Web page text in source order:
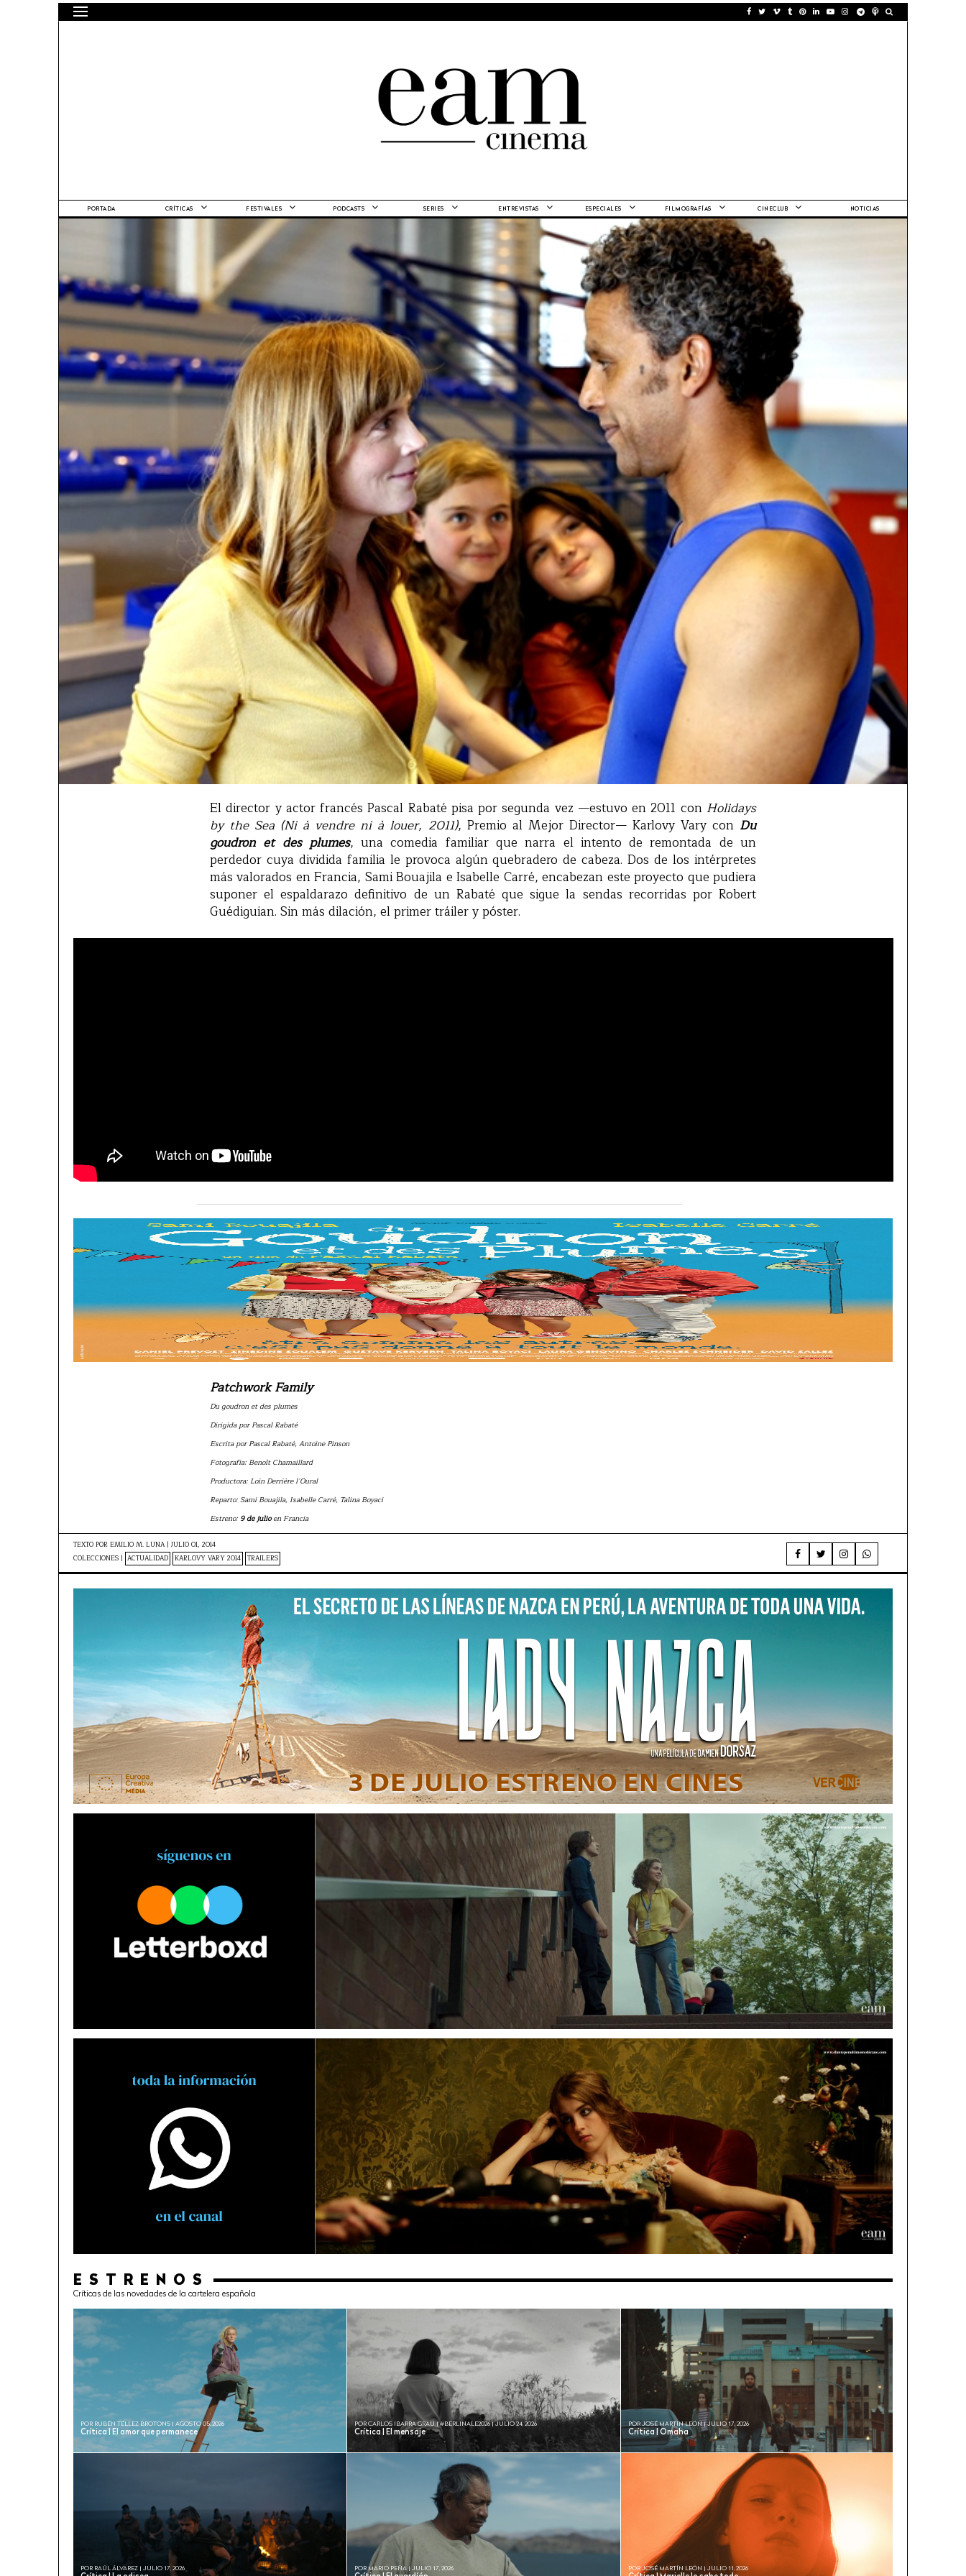
PORTADA CRÍTICAS FESTIVALES PODCASTS SERIES ENTREVISTAS ESPECIALES FILMOGRAFÍAS CINECLUB NOTICIAS
El director y actor francés Pascal Rabaté pisa por segunda vez —estuvo en 2011 con Holidays
by the Sea (Ni à vendre ni à louer, 2011), Premio al Mejor Director— Karlovy Vary con Du
goudron et des plumes, una comedia familiar que narra el intento de remontada de un
perdedor cuya dividida familia le provoca algún quebradero de cabeza. Dos de los intérpretes
más valorados en Francia, Sami Bouajila e Isabelle Carré, encabezan este proyecto que pudiera
suponer el espaldarazo definitivo de un Rabaté que sigue la sendas recorridas por Robert
Guédiguian. Sin más dilación, el primer tráiler y póster.
Patchwork Family
Du goudron et des plumes
Dirigida por Pascal Rabaté
Escrita por Pascal Rabaté, Antoine Pinson
Fotografía: Benoît Chamaillard
Productora: Loin Derrière l´Oural
Reparto: Sami Bouajila, Isabelle Carré, Talina Boyaci
Estreno: 9 de julioen Francia
TEXTO POR EMILIO M. LUNA | JULIO 01, 2014
COLECCIONES | ACTUALIDAD KARLOVY VARY 2014 TRAILERS
ESTRENOS
Críticas de las novedades de la cartelera española
Crítica | El amor que permanece
POR RUBÉN TÉLLEZ BROTONS | AGOSTO 05, 2026
Crítica | El mensaje
POR CARLOS IBARRA GRAU | #BERLINALE2026 | JULIO 24, 2026
Crítica | Omaha
POR JOSÉ MARTÍN LEÓN | JULIO 17, 2026
POR RAÚL ÁLVAREZ | JULIO 17, 2026 POR MARIO PEÑA | JULIO 17, 2026 POR JOSÉ MARTÍN LEÓN | JULIO 11, 2026